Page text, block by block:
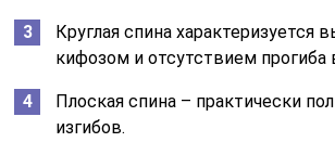
Круглая спина
кифозом и отсутствием прогиба
Плоская спина – практически
изгибов.